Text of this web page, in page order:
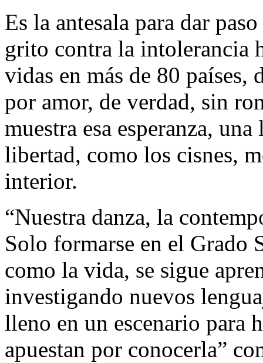
Es la antesala para dar
grito contra la intolerancia
vidas en más de 80 países,
por amor, de verdad, sin
muestra esa esperanza,
libertad, como los cisnes,
interior.
“Nuestra danza, la
Solo formarse en el Grado
como la vida, se sigue
investigando nuevos
lleno en un escenario para
apuestan por conocerla”